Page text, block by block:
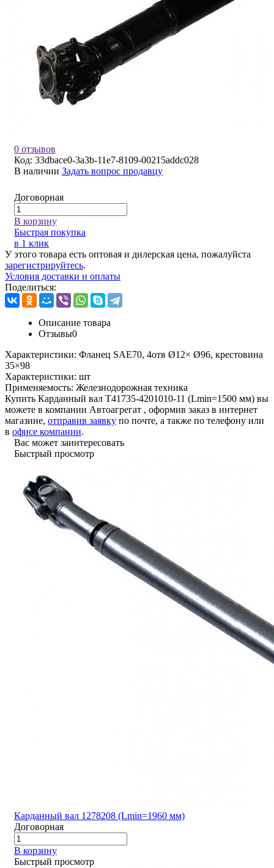
0 отзывов
Код: 33dbace0-3a3b-11e7-8109-00215addc028
В наличии Задать вопрос продавцу
Договорная
В корзину
Быстрая покупка
в 1 клик
У этого товара есть оптовая и дилерская цена, пожалуйста
зарегистрируйтесь.
Условия доставки и оплаты
Поделиться:
Описание товара
Отзывы0
Характеристики: Фланец SAE70, 4отв Ø12× Ø96, крестовина
35×98
Характеристики: шт
Применяемость: Железнодорожная техника
Купить Карданный вал Т41735-4201010-11 (Lmin=1500 мм) вы
можете в компании Автоагрегат , оформив заказ в интернет
магазине, отправив заявку по почте, а также по телефону или
в офисе компании.
Вас может заинтересовать
Быстрый просмотр
Карданный вал 1278208 (Lmin=1960 мм)
Договорная
В корзину
Быстрый просмотр